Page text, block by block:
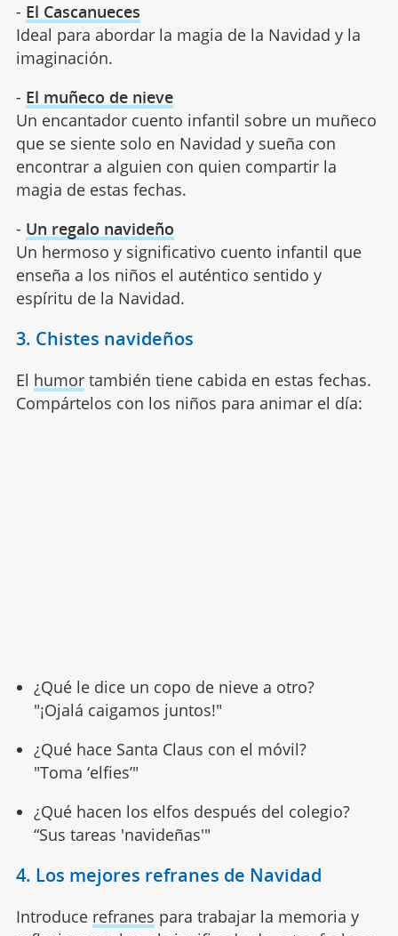
- El Cascanueces
Ideal para abordar la magia de la Navidad y la
imaginación.
- El muñeco de nieve
Un encantador cuento infantil sobre un muñeco
que se siente solo en Navidad y sueña con
encontrar a alguien con quien compartir la
magia de estas fechas.
- Un regalo navideño
Un hermoso y significativo cuento infantil que
enseña a los niños el auténtico sentido y
espíritu de la Navidad.
3. Chistes navideños
El humortambién tiene cabida en estas fechas.
Compártelos con los niños para animar el día:
¿Qué le dice un copo de nieve a otro?
"¡Ojalá caigamos juntos!"
¿Qué hace Santa Claus con el móvil?
"Toma ‘elfies’"
¿Qué hacen los elfos después del colegio?
“Sus tareas 'navideñas'"
4. Los mejores refranes de Navidad
Introduce refranes para trabajar la memoria y